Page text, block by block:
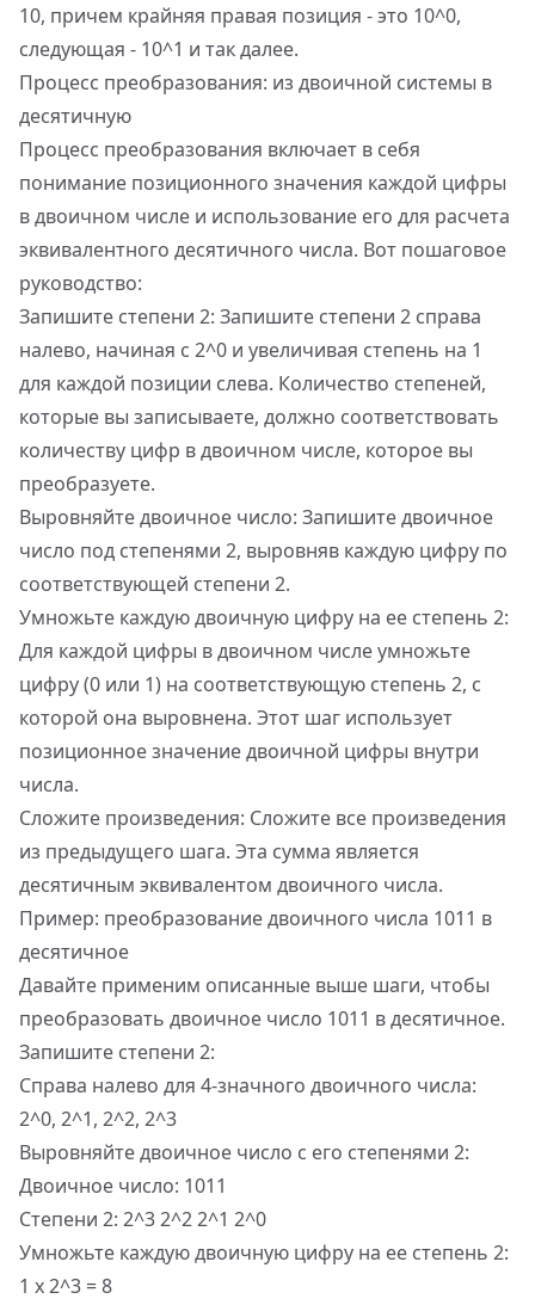
10, причем крайняя правая позиция - это 10^0,
следующая - 10^1 и так далее.
Процесс преобразования: из двоичной системы в
десятичную
Процесс преобразования включает в себя
понимание позиционного значения каждой цифры
в двоичном числе и использование его для расчета
эквивалентного десятичного числа. Вот пошаговое
руководство:
Запишите степени 2: Запишите степени 2 справа
налево, начиная с 2^0 и увеличивая степень на 1
для каждой позиции слева. Количество степеней,
которые вы записываете, должно соответствовать
количеству цифр в двоичном числе, которое вы
преобразуете.
Выровняйте двоичное число: Запишите двоичное
число под степенями 2, выровняв каждую цифру по
соответствующей степени 2.
Умножьте каждую двоичную цифру на ее степень 2:
Для каждой цифры в двоичном числе умножьте
цифру (0 или 1) на соответствующую степень 2, с
которой она выровнена. Этот шаг использует
позиционное значение двоичной цифры внутри
числа.
Сложите произведения: Сложите все произведения
из предыдущего шага. Эта сумма является
десятичным эквивалентом двоичного числа.
Пример: преобразование двоичного числа 1011 в
десятичное
Давайте применим описанные выше шаги, чтобы
преобразовать двоичное число 1011 в десятичное.
Запишите степени 2:
Справа налево для 4-значного двоичного числа:
2^0, 2^1, 2^2, 2^3
Выровняйте двоичное число с его степенями 2:
Двоичное число: 1011
Степени 2: 2^3 2^2 2^1 2^0
Умножьте каждую двоичную цифру на ее степень 2:
1 x 2^3 = 8